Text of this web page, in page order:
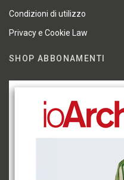
Condizioni di utilizzo
Privacy e Cookie Law
SHOP ABBONAMENTI